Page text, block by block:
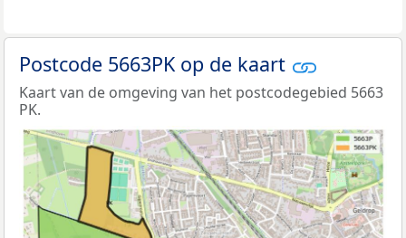
Postcode 5663PK op de kaart
Kaart van de omgeving van het postcodegebied 5663
PK.